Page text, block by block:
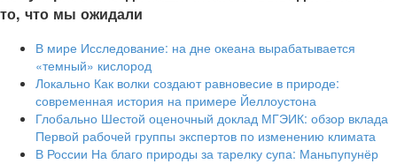
то, что мы ожидали
В мире Исследование: на дне океана вырабатывается
«темный» кислород
Локально Как волки создают равновесие в природе:
современная история на примере Йеллоустона
Глобально Шестой оценочный доклад МГЭИК: обзор вклада
Первой рабочей группы экспертов по изменению климата
В России На благо природы за тарелку супа: Маньпупунёр